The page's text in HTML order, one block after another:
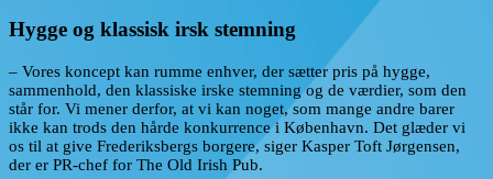
Hygge og klassisk irsk stemning
– Vores koncept kan rumme enhver, der sætter pris på hygge,
sammenhold, den klassiske irske stemning og de værdier, som den
står for. Vi mener derfor, at vi kan noget, som mange andre barer
ikke kan trods den hårde konkurrence i København. Det glæder vi
os til at give Frederiksbergs borgere, siger Kasper Toft Jørgensen,
der er PR-chef for The Old Irish Pub.